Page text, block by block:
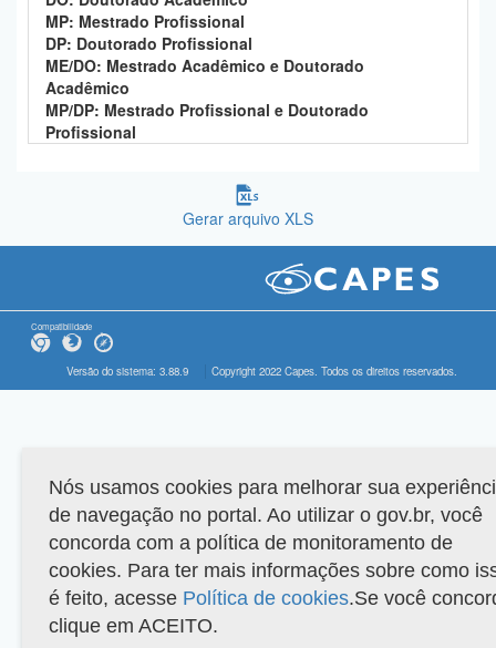
MP: Mestrado Profissional
DP: Doutorado Profissional
ME/DO: Mestrado Acadêmico e Doutorado
Acadêmico
MP/DP: Mestrado Profissional e Doutorado
Profissional
Gerar arquivo XLS
Compatibilidade
Versão do sistema: 3.88.9 Copyright 2022 Capes. Todos os direitos reservados.
Nós usamos cookies para melhorar sua
de navegação no portal. Ao utilizar o gov.br, você
concorda com a política de monitoramento de
cookies. Para ter mais informações sobre como
é feito, acesse Política de cookies.Se você
clique em ACEITO.